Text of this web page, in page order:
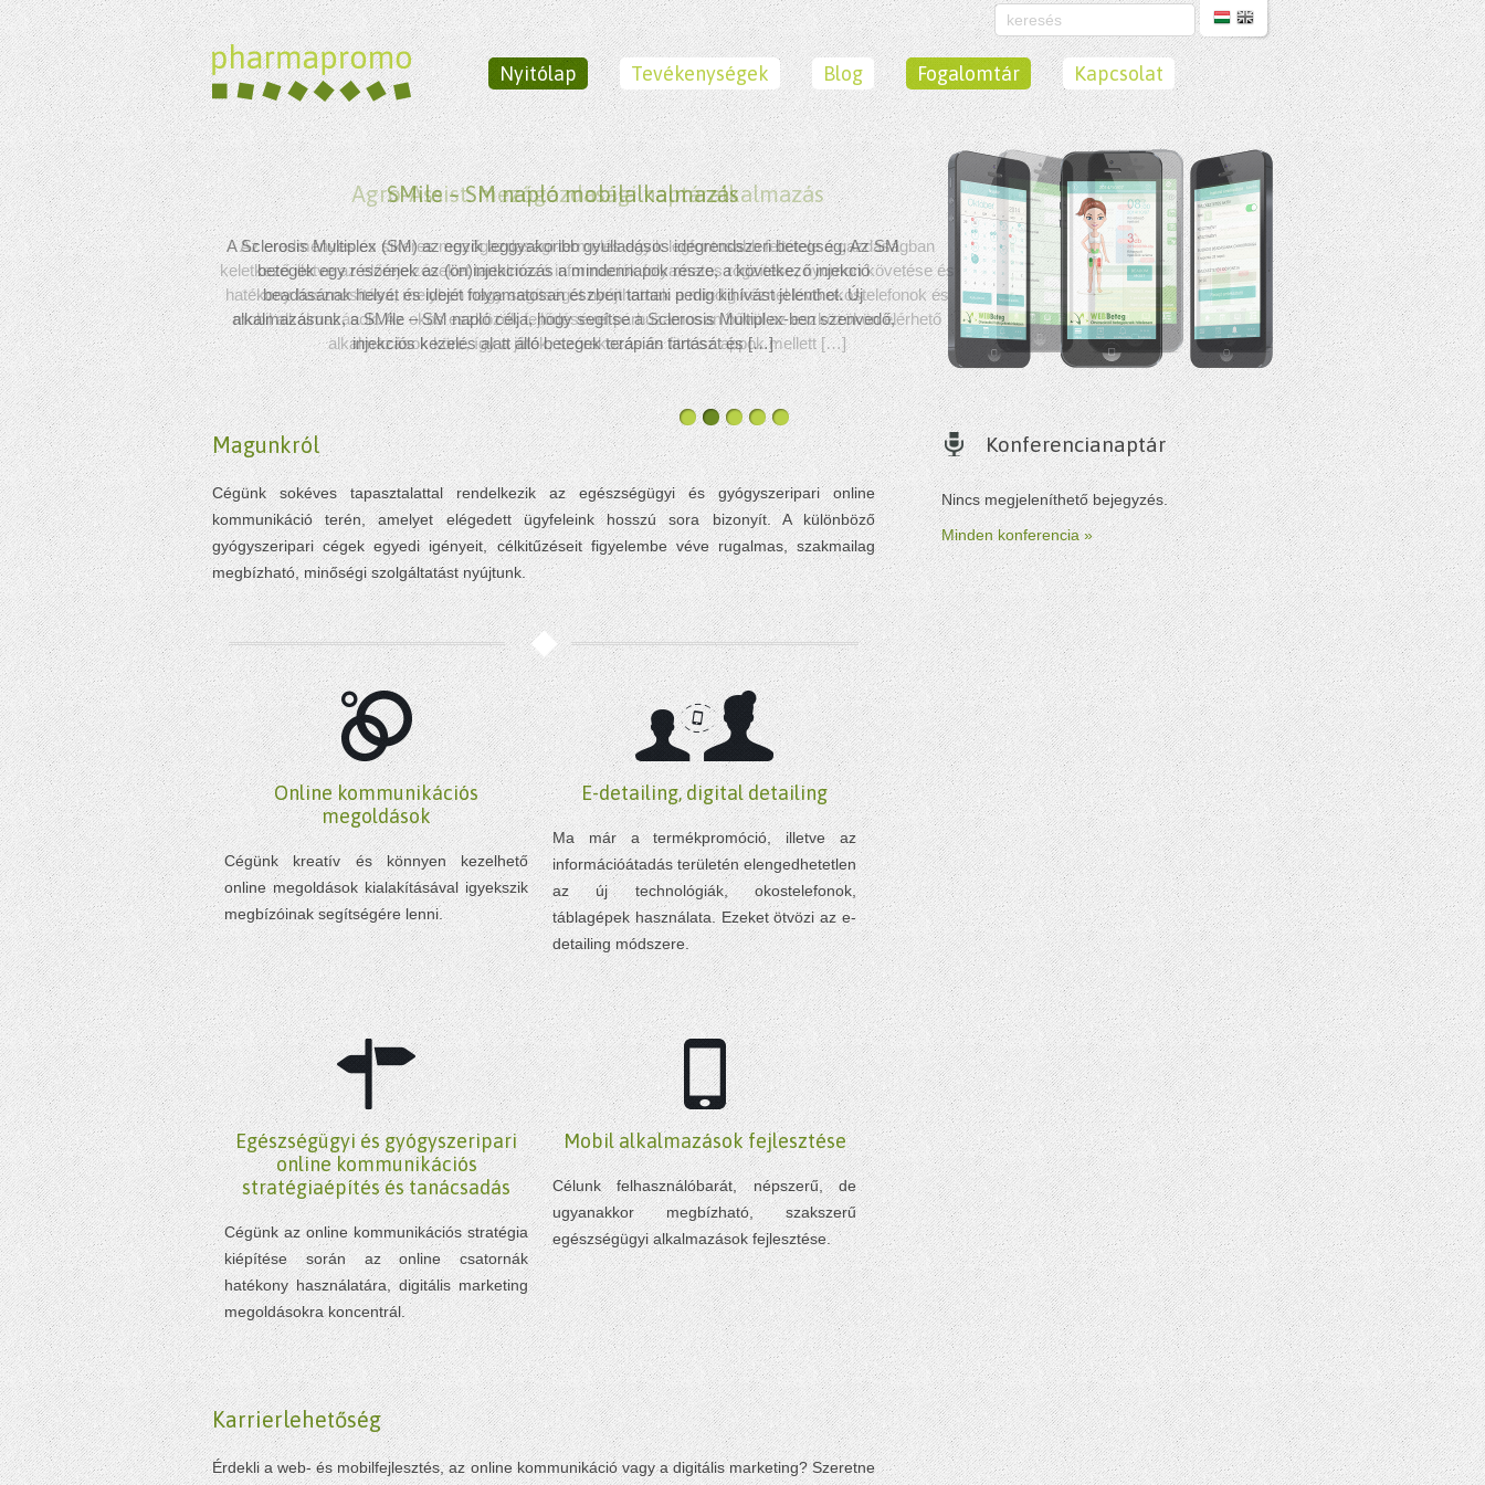
Nyitólap Tevékenységek Blog Fogalomtár Kapcsolat
SMile – SM napló mobilalkalmazás
A Sclerosis Multiplex (SM) az egyik leggyakoribb gyulladásos idegrendszeri betegség. Az SM
betegek egy részének az (ön)injekciózás a mindennapok része, a következő injekció
beadásának helyét és idejét folyamatosan észben tartani pedig kihívást jelenthet. Új
alkalmazásunk, a SMile – SM napló célja, hogy segítse a Sclerosis Multiplex-ben szenvedő,
injekciós kezelés alatt álló betegek terápián tartását és […]
Magunkról
Cégünk sokéves tapasztalattal rendelkezik az egészségügyi és gyógyszeripari online
kommunikáció terén, amelyet elégedett ügyfeleink hosszú sora bizonyít. A különböző
gyógyszeripari cégek egyedi igényeit, célkitűzéseit figyelembe véve rugalmas, szakmailag
megbízható, minőségi szolgáltatást nyújtunk.
Online kommunikációs
megoldások
Cégünk kreatív és könnyen kezelhető
online megoldások kialakításával igyekszik
megbízóinak segítségére lenni.
E-detailing, digital detailing
Ma már a termékpromóció, illetve az
információátadás területén elengedhetetlen
az új technológiák, okostelefonok,
táblagépek használata. Ezeket ötvözi az e-
detailing módszere.
Egészségügyi és gyógyszeripari
online kommunikációs
stratégiaépítés és tanácsadás
Cégünk az online kommunikációs stratégia
kiépítése során az online csatornák
hatékony használatára, digitális marketing
megoldásokra koncentrál.
Mobil alkalmazások fejlesztése
Célunk felhasználóbarát, népszerű, de
ugyanakkor megbízható, szakszerű
egészségügyi alkalmazások fejlesztése.
Karrierlehetőség
Érdekli a web- és mobilfejlesztés, az online kommunikáció vagy a digitális marketing? Szeretne
Konferencianaptár
Nincs megjeleníthető bejegyzés.
Minden konferencia »